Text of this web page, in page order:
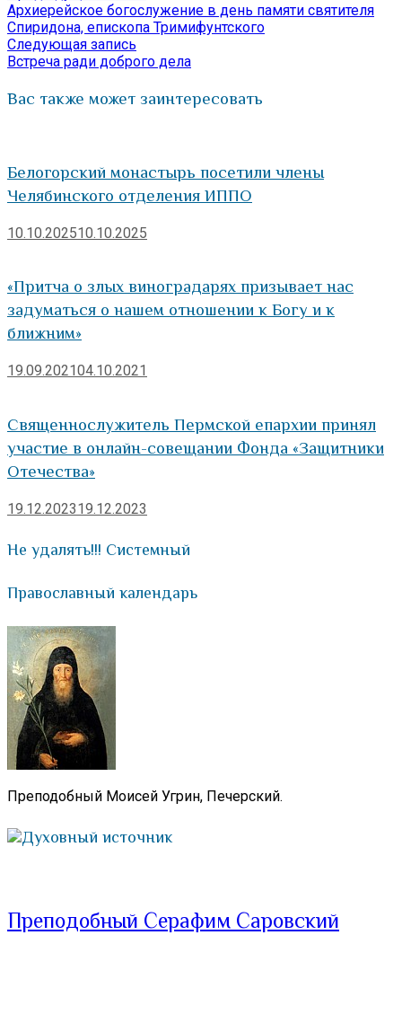
по
записям
запись:
Архиерейское богослужение в день памяти святителя
Спиридона, епископа Тримифунтского
Следующая запись
запись:
Встреча ради доброго дела
Вас также может заинтересовать
Белогорский монастырь посетили члены
Челябинского отделения ИППО
10.10.202510.10.2025
«Притча о злых виноградарях призывает нас
задуматься о нашем отношении к Богу и к
ближним»
19.09.202104.10.2021
Священнослужитель Пермской епархии принял
участие в онлайн-совещании Фонда «Защитники
Отечества»
19.12.202319.12.2023
Не удалять!!! Системный
Православный календарь
Преподобный Моисей Угрин, Печерский.
Духовный источник
Преподобный Серафим Саровский